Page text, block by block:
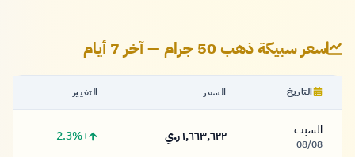
سعر سبيكة ذهب 50 جرام — آخر 7 أيام
التاريخ السعر التغيير
السبت
08/08 ١,٦٦٣,٦٢٢ ريال
١,٦٦٣,٦٢٢ ر.ي +2.3%